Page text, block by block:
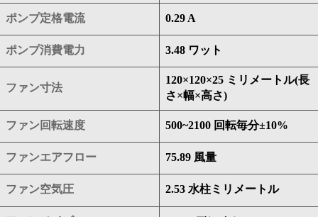
ポンプ定格電流 0.29 A
ポンプ消費電力 3.48 ワット
ファン寸法
120×120×25 ミリメートル(長
さ×幅×高さ)
ファン回転速度 500~2100 回転毎分±10%
ファンエアフロー 75.89 風量
ファン空気圧 2.53 水柱ミリメートル